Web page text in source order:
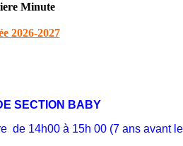
Minute
2026-2027
SECTION BABY
de 14h00 à 15h 00 (7 ans avant